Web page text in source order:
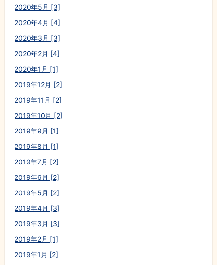
2020年5月 [3]
2020年4月 [4]
2020年3月 [3]
2020年2月 [4]
2020年1月 [1]
2019年12月 [2]
2019年11月 [2]
2019年10月 [2]
2019年9月 [1]
2019年8月 [1]
2019年7月 [2]
2019年6月 [2]
2019年5月 [2]
2019年4月 [3]
2019年3月 [3]
2019年2月 [1]
2019年1月 [2]